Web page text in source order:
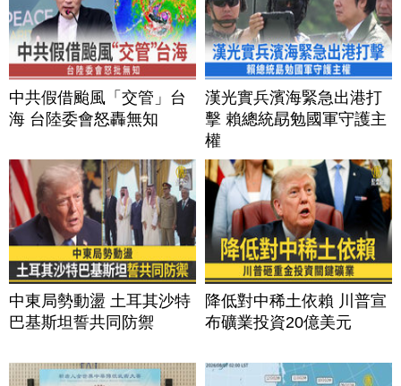
中共假借颱風「交管」台
海 台陸委會怒轟無知
漢光實兵濱海緊急出港打
擊 賴總統勗勉國軍守護主
權
中東局勢動盪 土耳其沙特
巴基斯坦誓共同防禦
降低對中稀土依賴 川普宣
布礦業投資20億美元